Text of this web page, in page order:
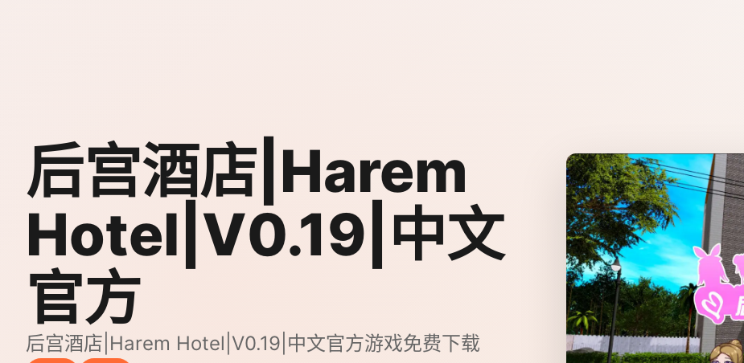
后宫酒店|Harem
Hotel|V0.19|中文
官方
后宫酒店|Harem Hotel|V0.19|中文官方游戏免费下载